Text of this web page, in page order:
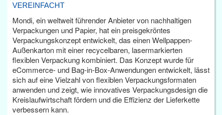
VEREINFACHT
Mondi, ein weltweit führender Anbieter von nachhaltigen
Verpackungen und Papier, hat ein preisgekröntes
Verpackungskonzept entwickelt, das einen Wellpappen-
Außenkarton mit einer recycelbaren, lasermarkierten
flexiblen Verpackung kombiniert. Das Konzept wurde für
eCommerce- und Bag-in-Box-Anwendungen entwickelt, lässt
sich auf eine Vielzahl von flexiblen Verpackungsformaten
anwenden und zeigt, wie innovatives Verpackungsdesign die
Kreislaufwirtschaft fördern und die Effizienz der Lieferkette
verbessern kann.